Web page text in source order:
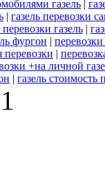
газель |
| газель перевозки
газель |
фургон |
перевозки |
+на личной
| газель стоимость